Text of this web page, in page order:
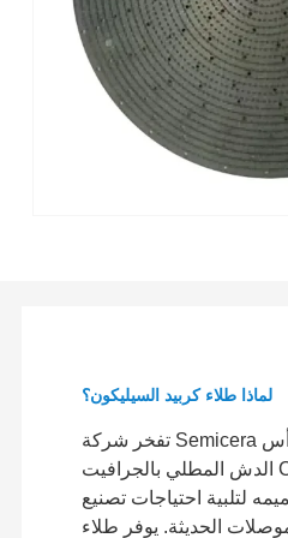
لماذا طلاء كربيد السيليكون؟
تفخر شركة Semicera بتقديم رأس
الدش المطلي بالجرافيت CVD SiC،
لتلبية احتياجات تصنيع
الحديثة. يوفر طلاء